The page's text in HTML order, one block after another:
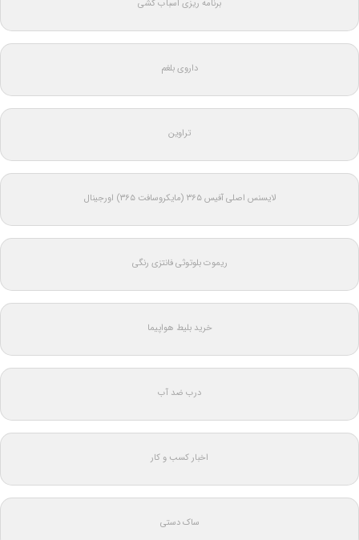
برنامه ریزی اسباب کشی
داروی بلغم
تراوین
لایسنس اصلی آفیس ۳۶۵ (مایکروسافت ۳۶۵) اورجینال
ریموت بلوتوثی فانتزی رنگی
خرید بلیط هواپیما
درب ضد آب
اخبار کسب و کار
ساک دستی